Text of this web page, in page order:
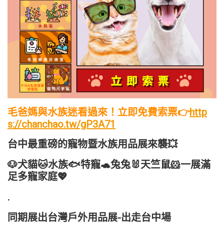
毛爸媽與水族迷看過來！立即免費索票👉http
s://chanchao.tw/gP3A71
台中最重磅的寵物暨水族用品展來襲💥
🐶犬貓🐱水族🐟特寵🐢兔兔🐰天竺鼠🐹一展滿
足多寵家庭💖
.
同期展出台灣戶外用品展-出走台中場